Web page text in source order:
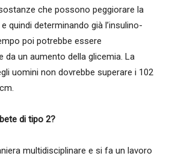
che possono peggiorare la
quindi determinando già l’insulino-
poi potrebbe essere
da un aumento della glicemia. La
uomini non dovrebbe superare i 102
di tipo 2?
multidisciplinare e si fa un lavoro